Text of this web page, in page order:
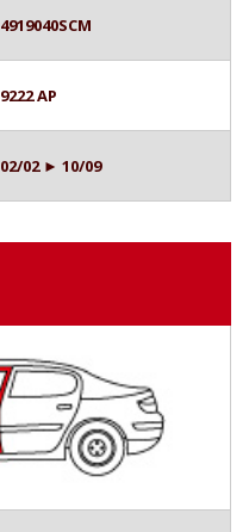
4919040SCM
9222 AP
02/02 ► 10/09